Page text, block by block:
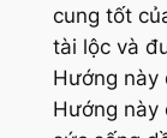
cung tốt
tài lộc và
Hướng này
Hướng này